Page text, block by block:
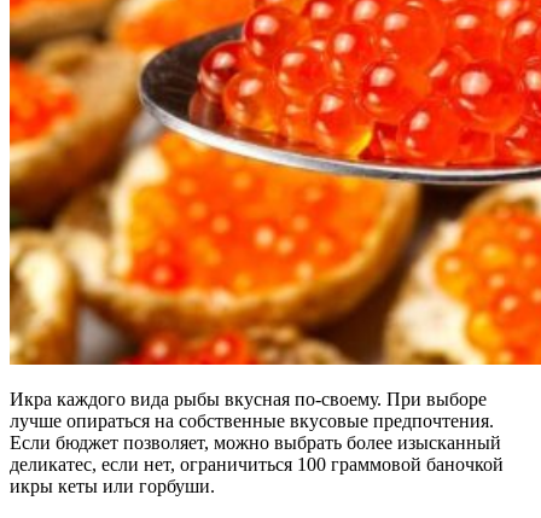
Икра каждого вида рыбы вкусная по-своему. При выборе
лучше опираться на собственные вкусовые предпочтения.
Если бюджет позволяет, можно выбрать более изысканный
деликатес, если нет, ограничиться 100 граммовой баночкой
икры кеты или горбуши.